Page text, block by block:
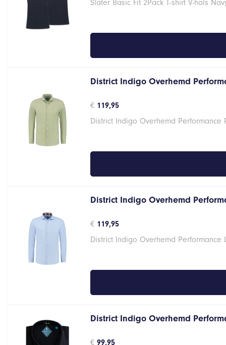
was:
is:
Slater Basic Fit 2Pack T-shirt V-hals
District Indigo Overhemd
€ 119,95
District Indigo Overhemd Performance
District Indigo Overhemd
€ 119,95
District Indigo Overhemd Performance
District Indigo Overhemd
€ 99,95